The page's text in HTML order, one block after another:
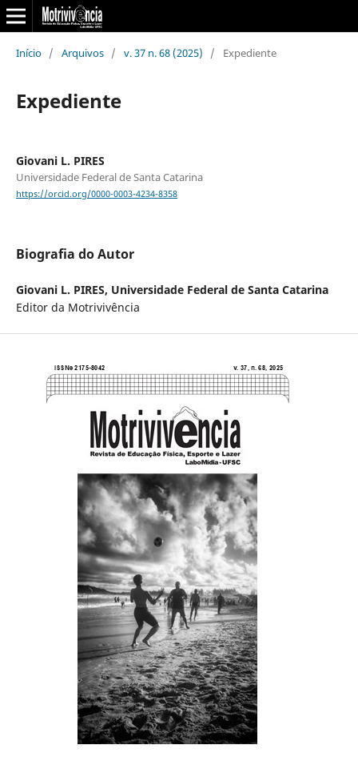
Início / Arquivos / v. 37 n. 68 (2025) / Expediente
Expediente
Giovani L. PIRES
Universidade Federal de Santa Catarina
https://orcid.org/0000-0003-4234-8358
Biografia do Autor
Giovani L. PIRES, Universidade Federal de Santa Catarina
Editor da Motrivivência